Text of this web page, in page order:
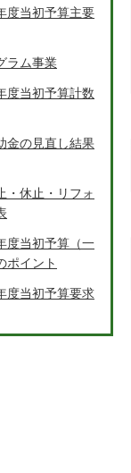
度当初予算主要
ラム事業
度当初予算計数
金の見直し結果
・休止・リフォ
度当初予算（一
ポイント
度当初予算要求